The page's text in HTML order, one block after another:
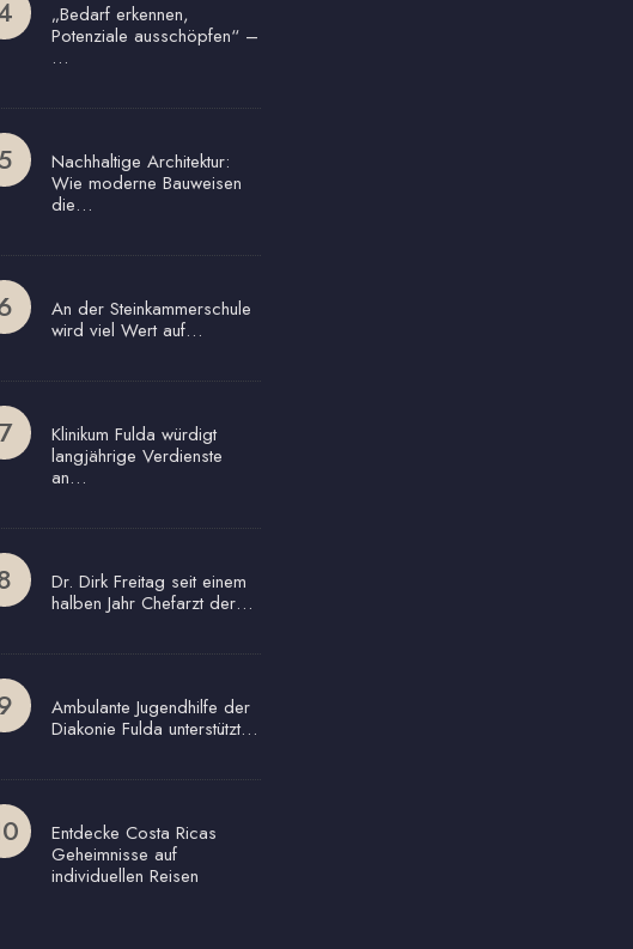
„Bedarf erkennen,
Potenziale ausschöpfen“ –
…
Nachhaltige Architektur:
Wie moderne Bauweisen
die…
An der Steinkammerschule
wird viel Wert auf…
Klinikum Fulda würdigt
langjährige Verdienste
an…
Dr. Dirk Freitag seit einem
halben Jahr Chefarzt der…
Ambulante Jugendhilfe der
Diakonie Fulda unterstützt…
Entdecke Costa Ricas
Geheimnisse auf
individuellen Reisen